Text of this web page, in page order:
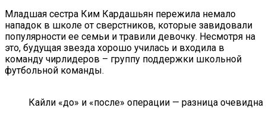
Младшая сестра Ким Кардашьян пережила немало
нападок в школе от сверстников, которые завидовали
популярности ее семьи и травили девочку. Несмотря на
это, будущая звезда хорошо училась и входила в
команду чирлидеров – группу поддержки школьной
футбольной команды.
Кайли «до» и «после» операции — разница очевидна